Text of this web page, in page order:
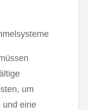
um
und eine